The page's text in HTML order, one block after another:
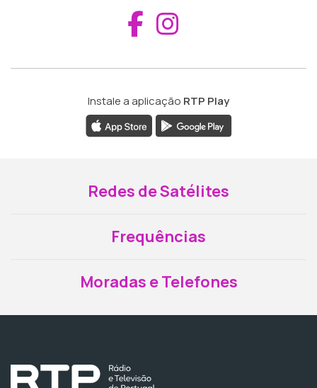
Aceder ao
Instale a aplicação RTP Play
Redes de Satélites
Frequências
Moradas e Telefones